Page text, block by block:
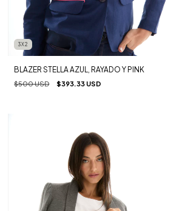
3X2
BLAZER STELLA AZUL, RAYADO Y PINK
$500 USD $393.33 USD